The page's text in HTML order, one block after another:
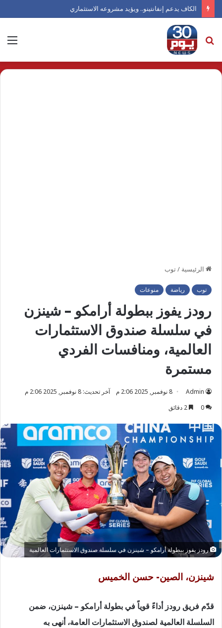
الكاف يدعم إنفانتينو.. ويؤيد مشروعه الاستثماري
بحث
عن
الرئيسية /توب
توب رياضة منوعات
رودز يفوز ببطولة أرامكو – شينزن
في سلسلة صندوق الاستثمارات
العالمية، ومنافسات الفردي
مستمرة
Admin 8 نوفمبر, 2025 2:06 م
آخر تحديث: 8 نوفمبر, 2025 2:06 م
0
رودز يفوز ببطولة أرامكو – شينزن في سلسلة صندوق الاستثمارات العالمية
شينزن، الصين- حسن الخميس
قدّم فريق رودز أداءً قوياً في بطولة أرامكو – شينزن، ضمن
السلسلة العالمية لصندوق الاستثمارات العامة، أنهى به